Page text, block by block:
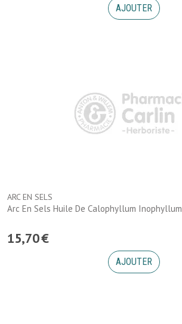
AJOUTER
ARC EN SELS
Arc En Sels Huile De Calophyllum Inophyllum
15,70€
AJOUTER